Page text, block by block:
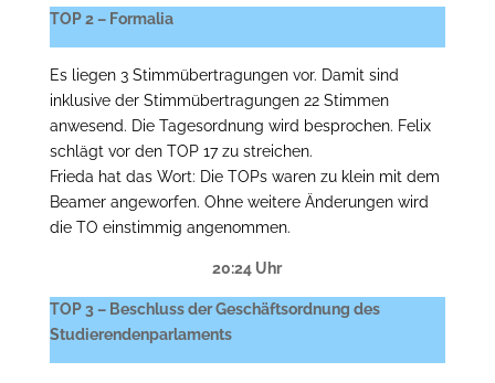
TOP 2 – Formalia
Es liegen 3 Stimmübertragungen vor. Damit sind
inklusive der Stimmübertragungen 22 Stimmen
anwesend. Die Tagesordnung wird besprochen. Felix
schlägt vor den TOP 17 zu streichen.
Frieda hat das Wort: Die TOPs waren zu klein mit dem
Beamer angeworfen. Ohne weitere Änderungen wird
die TO einstimmig angenommen.
20:24 Uhr
TOP 3 – Beschluss der Geschäftsordnung des
Studierendenparlaments